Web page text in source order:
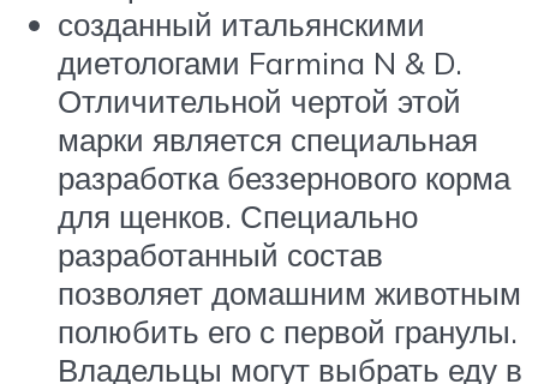
созданный итальянскими
диетологами Farmina N & D.
Отличительной чертой этой
марки является специальная
разработка беззернового корма
для щенков. Специально
разработанный состав
позволяет домашним животным
полюбить его с первой гранулы.
Владельцы могут выбрать еду в